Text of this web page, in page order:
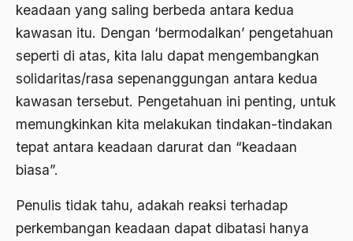
keadaan yang saling berbeda antara kedua
kawasan itu. Dengan ‘bermodalkan’ pengetahuan
seperti di atas, kita lalu dapat mengembangkan
solidaritas/rasa sepenanggungan antara kedua
kawasan tersebut. Pengetahuan ini penting, untuk
memungkinkan kita melakukan tindakan-tindakan
tepat antara keadaan darurat dan “keadaan
biasa”.
Penulis tidak tahu, adakah reaksi terhadap
perkembangan keadaan dapat dibatasi hanya
Andre Gide
Angkatan Laut AS
Ansor
Antara Keyakinan dan Keuletan
Antarumat Beragama
Anti Kekerasan
Anti Klimak
Anti-Kekerasan